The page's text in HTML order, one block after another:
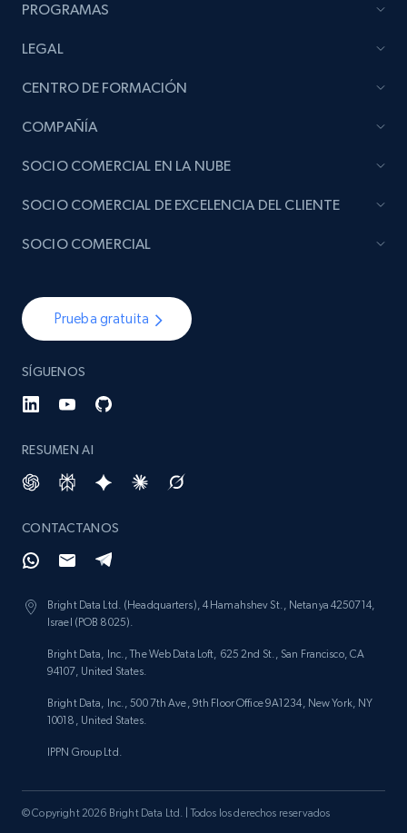
PROGRAMAS
LEGAL
CENTRO DE FORMACIÓN
COMPAÑÍA
Prueba gratuita
SÍGUENOS
RESUMEN AI
CONTACTANOS
Bright Data Ltd. (Headquarters), 4 Hamahshev St., Netanya 4250714,
Israel (POB 8025).
Bright Data, Inc., The Web Data Loft, 625 2nd St., San Francisco, CA
94107, United States.
Bright Data, Inc., 500 7th Ave, 9th Floor Office 9A1234, New York, NY
10018, United States.
IPPN Group Ltd.
SOCIO COMERCIAL EN LA NUBE
SOCIO COMERCIAL DE EXCELENCIA DEL CLIENTE
SOCIO COMERCIAL
© Copyright 2026 Bright Data Ltd. | Todos los derechos reservados